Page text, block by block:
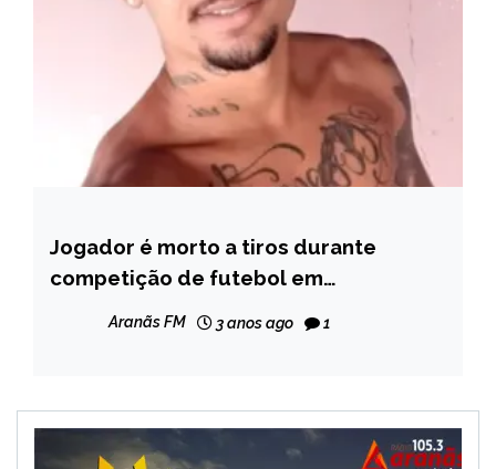
MINAS
GERAIS
NOTÍCIAS
Jogador é morto a tiros durante
competição de futebol em
Aranãs FM 3 anos ago 1